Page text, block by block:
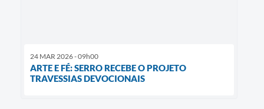
24 MAR 2026 - 09h00
​ARTE E FÉ: SERRO RECEBE O PROJETO
TRAVESSIAS DEVOCIONAIS